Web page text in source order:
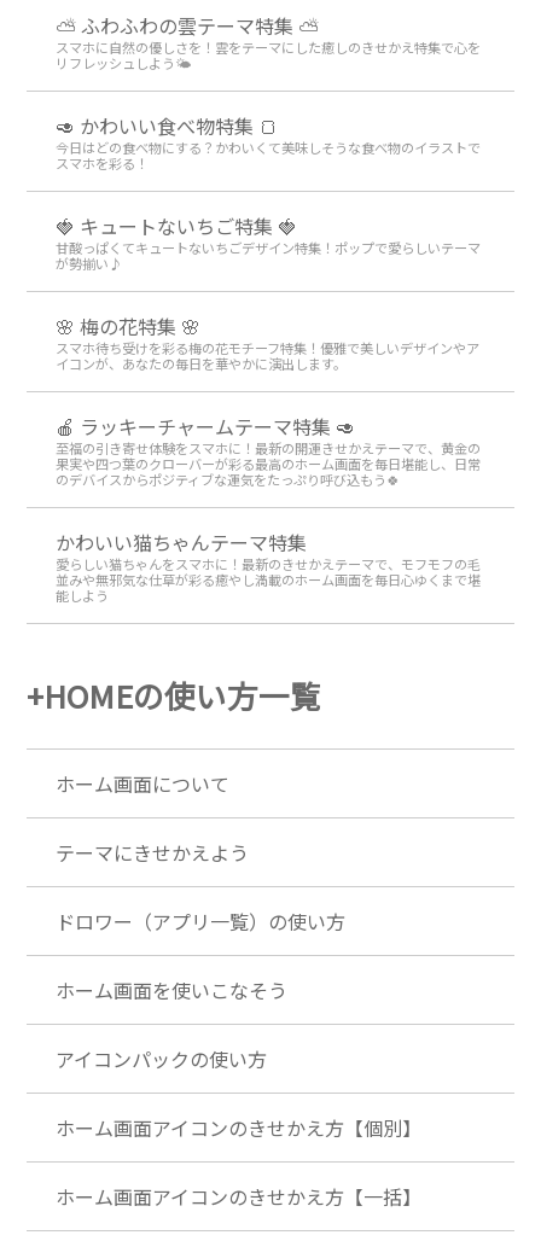
⛅ ふわふわの雲テーマ特集 ⛅
スマホに自然の優しさを！雲をテーマにした癒しのきせかえ特集で心を
リフレッシュしよう🌤️
🥑 かわいい食べ物特集 🍞
今日はどの食べ物にする？かわいくて美味しそうな食べ物のイラストで
スマホを彩る！
🍓 キュートないちご特集 🍓
甘酸っぱくてキュートないちごデザイン特集！ポップで愛らしいテーマ
が勢揃い♪
🌸 梅の花特集 🌸
スマホ待ち受けを彩る梅の花モチーフ特集！優雅で美しいデザインやア
イコンが、あなたの毎日を華やかに演出します。
🍎 ラッキーチャームテーマ特集 🥑
至福の引き寄せ体験をスマホに！最新の開運きせかえテーマで、黄金の
果実や四つ葉のクローバーが彩る最高のホーム画面を毎日堪能し、日常
のデバイスからポジティブな運気をたっぷり呼び込もう🍀
かわいい猫ちゃんテーマ特集
愛らしい猫ちゃんをスマホに！最新のきせかえテーマで、モフモフの毛
並みや無邪気な仕草が彩る癒やし満載のホーム画面を毎日心ゆくまで堪
能しよう
+HOMEの使い方一覧
ホーム画面について
テーマにきせかえよう
ドロワー（アプリ一覧）の使い方
ホーム画面を使いこなそう
アイコンパックの使い方
ホーム画面アイコンのきせかえ方【個別】
ホーム画面アイコンのきせかえ方【一括】